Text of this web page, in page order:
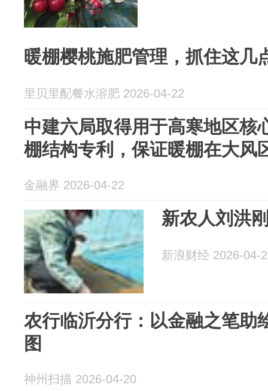
暖棚樱桃施肥管理，抓住这几
里贝里配餐水溶肥 2026-04-22
中建六局取得用于高寒地区核
棚结构专利，保证暖棚在大风
金融界 2026-04-22
新农人刘洪
新浪财经 2026-04-
农行临沂分行：以金融之笔助
图
神州扫描 2026-04-20